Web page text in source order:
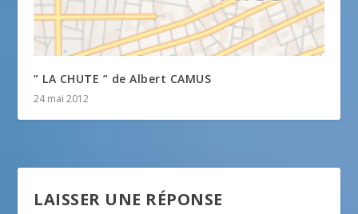
” LA CHUTE ” de Albert CAMUS
24 mai 2012
LAISSER UNE RÉPONSE